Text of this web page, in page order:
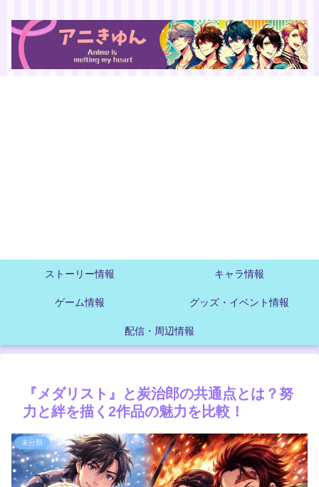
ストーリー情報 キャラ情報
ゲーム情報 グッズ・イベント情報
配信・周辺情報
『メダリスト』と炭治郎の共通点とは？努
力と絆を描く2作品の魅力を比較！
未分類